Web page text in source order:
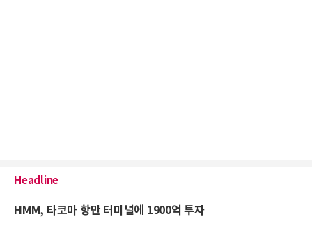
Headline
HMM, 타코마 항만 터미널에 1900억 투자